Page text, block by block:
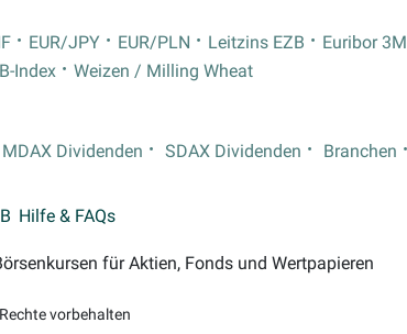
EUR/JPY EUR/PLN Leitzins EZB Euribor 3M
Index Weizen / Milling Wheat
MDAX Dividenden SDAX Dividenden Branchen
Hilfe & FAQs
für Aktien, Fonds und Wertpapieren
vorbehalten